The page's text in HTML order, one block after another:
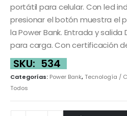
portátil para celular. Con led
presionar el botón muestra el
la Power Bank. Entrada y salida
para carga. Con certificación
SKU: 534
Categorías: Power Bank,Tecnología /
Todos